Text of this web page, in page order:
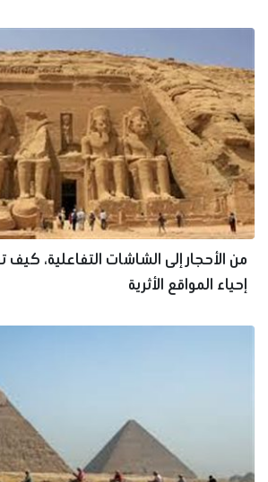
من الأحجار إلى الشاشات التفاعلية، كيف
إحياء المواقع الأثرية